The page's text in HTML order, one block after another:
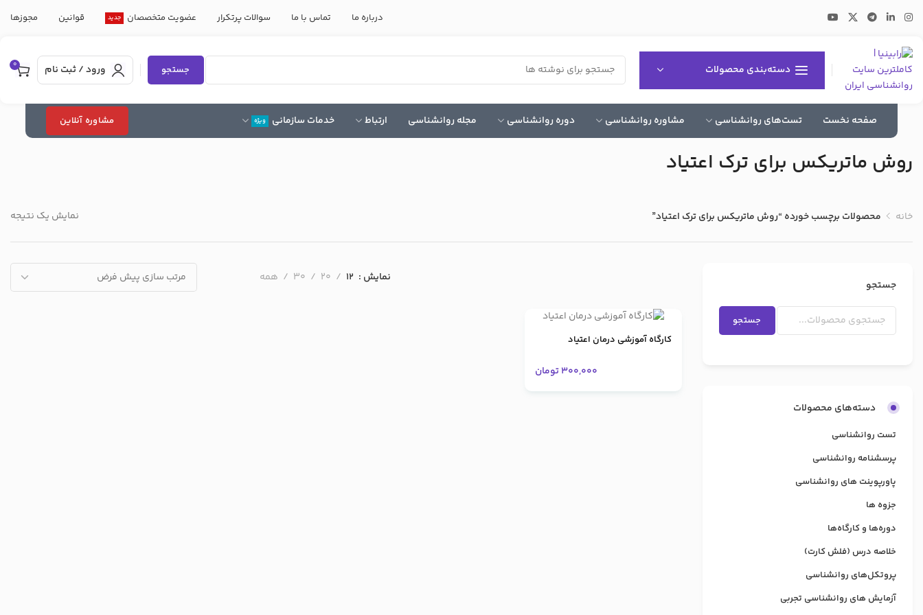
درباره ما تماس با ما سوالات پرتکرار عضویت متخصصان جدید قوانین مجوزها
دسته‌بندی محصولات جستجو ورود / ثبت نام 0
صفحه نخست تست‌های روانشناسی مشاوره روانشناسی دوره روانشناسی مجله روانشناسی ارتباط خدمات سازمانی ویژه مشاوره آنلاین
روش ماتریکس برای ترک اعتیاد
خانه محصولات برچسب خورده “روش ماتریکس برای ترک اعتیاد” نمایش یک نتیجه
جستجو
جستجو
دسته‌های محصولات
تست روانشناسی
پرسشنامه روانشناسی
پاورپوینت های روانشناسی
جزوه ها
دوره‌ها و کارگاه‌ها
خلاصه درس (فلش کارت)
پروتکل‌های روانشناسی
آزمایش های روانشناسی تجربی
نمایش 12
20
30 همه
کارگاه آموزشی درمان اعتیاد
300,000 تومان